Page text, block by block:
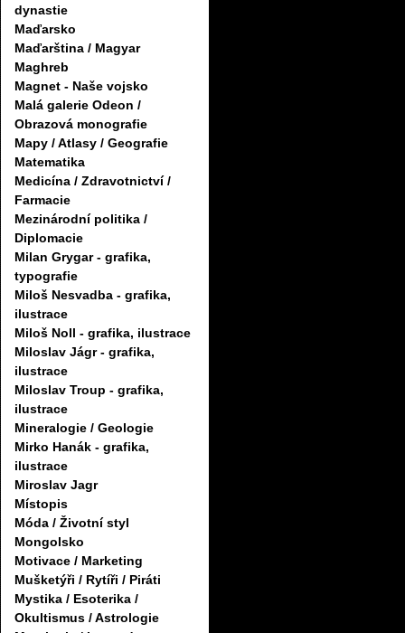
dynastie
Maďarsko
Maďarština / Magyar
Maghreb
Magnet - Naše vojsko
Malá galerie Odeon /
Obrazová monografie
Mapy / Atlasy / Geografie
Matematika
Medicína / Zdravotnictví /
Farmacie
Mezinárodní politika /
Diplomacie
Milan Grygar - grafika,
typografie
Miloš Nesvadba - grafika,
ilustrace
Miloš Noll - grafika, ilustrace
Miloslav Jágr - grafika,
ilustrace
Miloslav Troup - grafika,
ilustrace
Mineralogie / Geologie
Mirko Hanák - grafika,
ilustrace
Miroslav Jagr
Místopis
Móda / Životní styl
Mongolsko
Motivace / Marketing
Mušketýři / Rytíři / Piráti
Mystika / Esoterika /
Okultismus / Astrologie